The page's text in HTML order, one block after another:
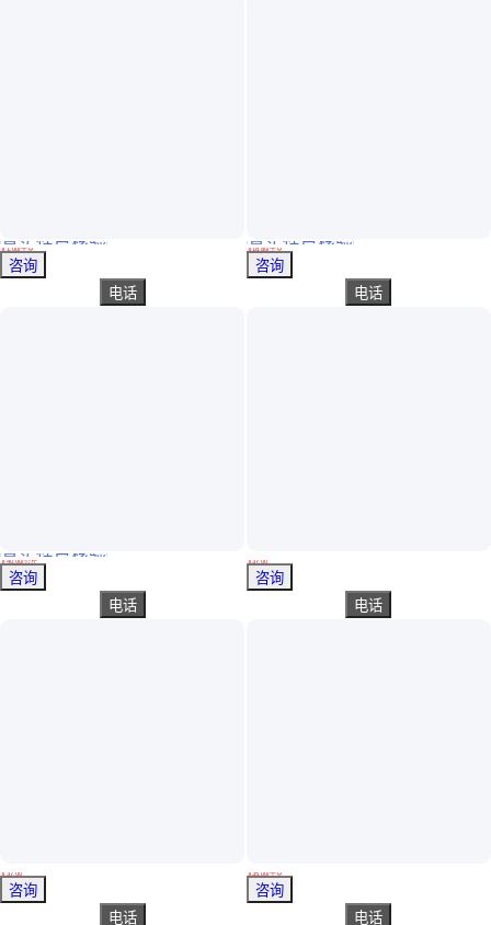
品类齐全 188B不饱和树脂 粘度200 玻璃钢制品粘结 透明液体
真实性已核验
￥ 1 .00/千克
湖北武汉
咨询
电话
伊士曼 Plastolyn 290LV 接触粘合剂 芳香的水白色高内聚力
真实性已核验
￥40.00/公斤
广东广州
咨询
电话
￥ 37.00
浙江温州
咨询
电话
萜烯树脂在SBS系热溶胶粘剂中有优良的耐热耐侯 耐老化性的增粘
真实性已核验
￥18 .80/千克
广东东莞
咨询
电话
￥37 .00
浙江温州
咨询
电话
￥35 .00/千克
浙江温州
咨询
电话